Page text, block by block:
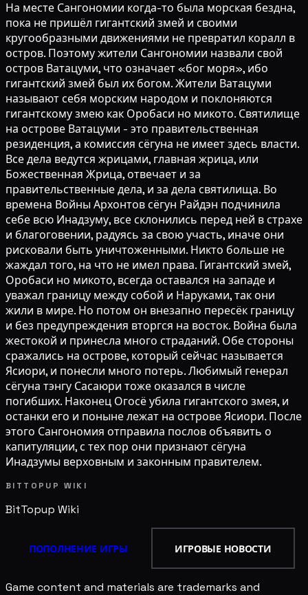
На месте Сангономии когда-то была морская бездна,
пока не пришёл гигантский змей и своими
кругообразными движениями не превратил коралл в
остров. Поэтому жители Сангономии назвали свой
остров Ватацуми, что означает «бог моря», ибо
гигантский змей был их богом. Жители Ватацуми
называют себя морским народом и поклоняются
гигантскому змею как Оробаси но микото. Святилище
на острове Ватацуми - это правительственная
резиденция, а комиссия сёгуна не имеет здесь власти.
Все дела ведутся жрицами, главная жрица, или
Божественная Жрица, отвечает и за
правительственные дела, и за дела святилища. Во
времена Войны Архонтов сёгун Райдэн подчинила
себе всю Инадзуму, все склонились перед ней в страхе
и благоговении, радуясь за свою участь, иначе они
рисковали быть уничтоженными. Никто больше не
жаждал того, на что не имел права. Гигантский змей,
Оробаси но микото, всегда оставался на западе и
уважал границу между собой и Наруками, так они
жили в мире. Но потом он внезапно пересёк границу
и без предупреждения вторгся на восток. Война была
жестокой и принесла много страданий. Обе стороны
сражались на острове, который сейчас называется
Ясиори, и понесли много потерь. Любимый генерал
сёгуна тэнгу Сасаюри тоже оказался в числе
погибших. Наконец Огосё убила гигантского змея, и
останки его и поныне лежат на острове Ясиори. После
этого Сангономия отправила послов объявить о
капитуляции, с тех пор они признают сёгуна
Инадзумы верховным и законным правителем.
BITTOPUP WIKI
BitTopup Wiki
ПОПОЛНЕНИЕ ИГРЫ ИГРОВЫЕ НОВОСТИ
Game content and materials are trademarks and